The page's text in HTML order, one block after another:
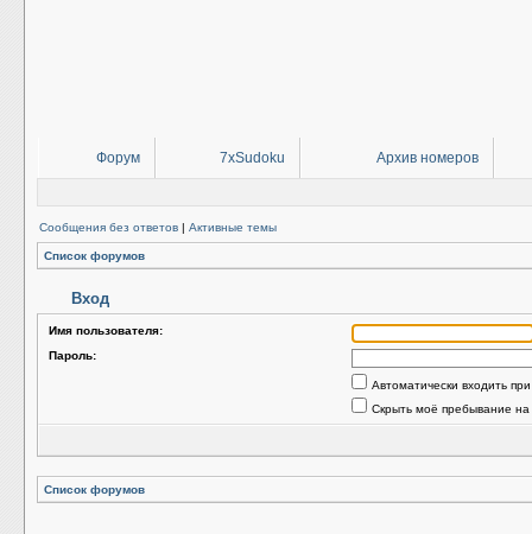
Форум 7xSudoku Архив номеров
Сообщения без ответов | Активные темы
Список форумов
Вход
Имя пользователя:
Пароль:
Автоматически входить
Скрыть моё пребывание
Список форумов